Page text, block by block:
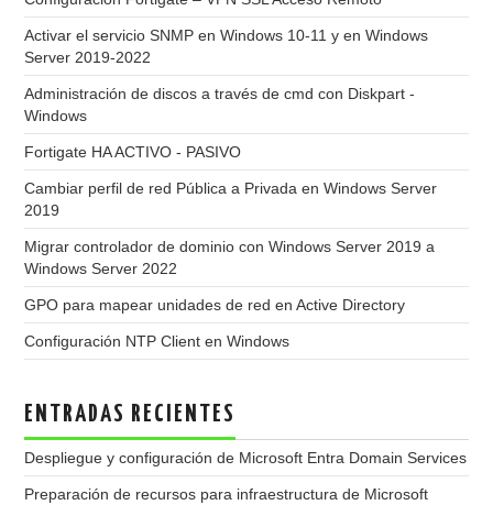
Activar el servicio SNMP en Windows 10-11 y en Windows
Server 2019-2022
Administración de discos a través de cmd con Diskpart -
Windows
Fortigate HA ACTIVO - PASIVO
Cambiar perfil de red Pública a Privada en Windows Server
2019
Migrar controlador de dominio con Windows Server 2019 a
Windows Server 2022
GPO para mapear unidades de red en Active Directory
Configuración NTP Client en Windows
ENTRADAS RECIENTES
Despliegue y configuración de Microsoft Entra Domain Services
Preparación de recursos para infraestructura de Microsoft